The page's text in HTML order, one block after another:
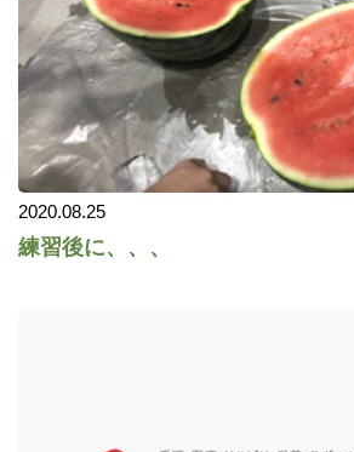
2020.08.25
練習後に、、、